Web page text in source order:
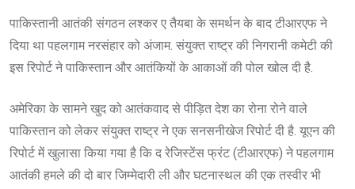
पाकिस्तानी आतंकी संगठन लश्कर ए तैयबा के समर्थन के बाद टीआरएफ ने
दिया था पहलगाम नरसंहार को अंजाम. संयुक्त राष्ट्र की निगरानी कमेटी की
इस रिपोर्ट ने पाकिस्तान और आतंकियों के आकाओं की पोल खोल दी है.
अमेरिका के सामने खुद को आतंकवाद से पीड़ित देश का रोना रोने वाले
पाकिस्तान को लेकर संयुक्त राष्ट्र ने एक सनसनीखेज रिपोर्ट दी है. यूएन की
रिपोर्ट में खुलासा किया गया है कि द रेजिस्टेंस फ्रंट (टीआरएफ) ने पहलगाम
आतंकी हमले की दो बार जिम्मेदारी ली और घटनास्थल की एक तस्वीर भी